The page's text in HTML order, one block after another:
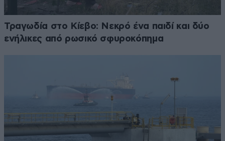
Τραγωδία στο Κίεβο: Νεκρό ένα παιδί και δύο
ενήλικες από ρωσικό σφυροκόπημα